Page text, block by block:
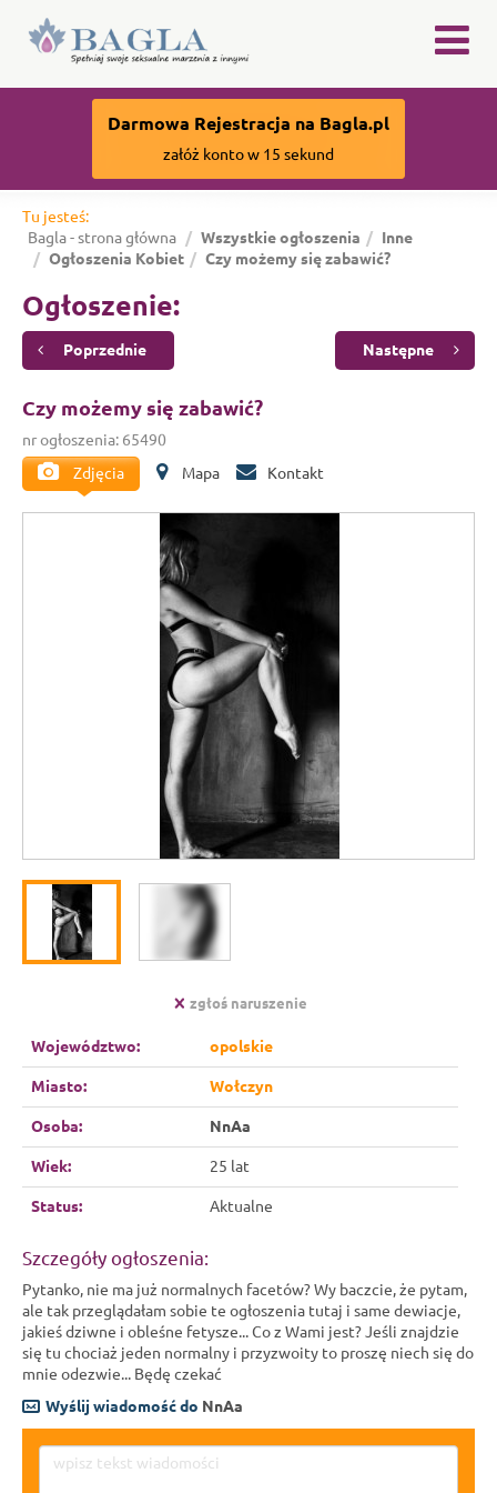
×
Darmowa Rejestracja na Bagla.pl
załóż konto w 15 sekund
Tu jesteś:
Bagla - strona główna
Wszystkie ogłoszenia
Inne
Ogłoszenia Kobiet
Czy możemy się zabawić?
Ogłoszenie:
Poprzednie Następne
Czy możemy się zabawić?
nr ogłoszenia: 65490
Zdjęcia
Mapa Kontakt
zgłoś naruszenie
Województwo: opolskie
Miasto: Wołczyn
Osoba: NnAa
Wiek: 25 lat
Status: Aktualne
Szczegóły ogłoszenia:
Pytanko, nie ma już normalnych facetów? Wy baczcie, że pytam,
ale tak przeglądałam sobie te ogłoszenia tutaj i same dewiacje,
jakieś dziwne i obleśne fetysze... Co z Wami jest? Jeśli znajdzie
się tu chociaż jeden normalny i przyzwoity to proszę niech się do
mnie odezwie... Będę czekać
Wyślij wiadomość do NnAa